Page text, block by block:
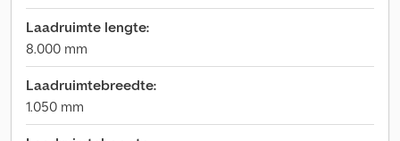
Laadruimte lengte:
8.000 mm
Laadruimtebreedte:
1.050 mm